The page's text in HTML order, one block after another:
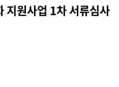
지원사업 1차 서류심사